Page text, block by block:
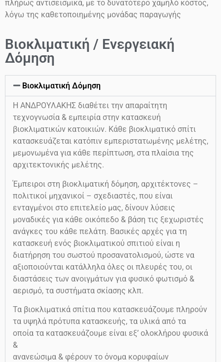
πλήρως αντισεισμικά, με το δυνατότερο χαμηλό κόστος,
λόγω της καθετοποιημένης μονάδας παραγωγής
Βιοκλιματική / Ενεργειακή
Δόμηση
Βιοκλιματική Δόμηση
Η ΑΝΔΡΟΥΛΑΚΗΣ διαθέτει την απαραίτητη
τεχνογνωσία & εμπειρία στην κατασκευή
βιοκλιματικών κατοικιών. Κάθε βιοκλιματικό σπίτι
κατασκευάζεται κατόπιν εμπεριστατωμένης μελέτης,
μεμονωμένα για κάθε περίπτωση, στα πλαίσια της
αρχιτεκτονικής μελέτης.
Έμπειροι στη βιοκλιματική δόμηση, αρχιτέκτονες –
πολιτικοί μηχανικοί – σχεδιαστές, που είναι
ενταγμένοι στο επιτελείο μας, δίνουν λύσεις
μοναδικές για κάθε οικόπεδο & βάση τις ξεχωριστές
ανάγκες του κάθε πελάτη. Βασικές αρχές για τη
κατασκευή ενός βιοκλιματικού σπιτιού είναι η
διατήρηση του σωστού προσανατολισμού, ώστε να
αξιοποιούνται κατάλληλα όλες οι πλευρές του, οι
διαστάσεις των ανοιγμάτων για φυσικό φωτισμό &
αερισμό, τα συστήματα σκίασης κλπ.
Τα βιοκλιματικά σπίτια που κατασκευάζουμε πληρούν
τα υψηλά πρότυπα κατασκευής, τα υλικά από τα
οποία τα κατασκευάζουμε είναι εξ’ ολοκλήρου φυσικά
&
ανανεώσιμα & φέρουν το όνομα κορυφαίων